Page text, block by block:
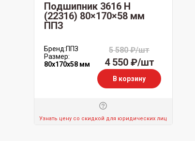
Подшипник 3616 Н
(22316) 80×170×58 мм
ППЗ
Бренд:ППЗ
Размер:
80x170x58 мм
5 580 ₽/шт
4 550 ₽/шт
В корзину
Узнать цену со скидкой для юридических лиц